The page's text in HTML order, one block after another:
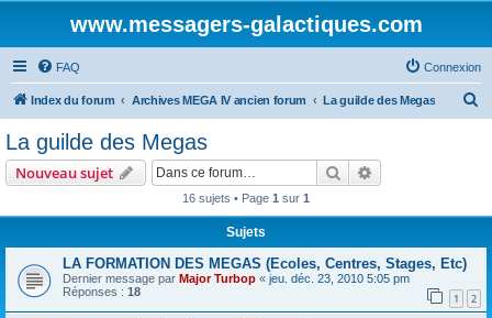
www.messagers-galactiques.com
FAQ Connexion
Index du forum Archives MEGA IV ancien forum La guilde des Megas
e
La guilde des Megas
Nouveau sujet Rechercher
16 sujets • Page 1 sur 1
Sujets
LA FORMATION DES MEGAS (Ecoles, Centres, Stages, Etc)
Dernier message par Major Turbop « jeu. déc. 23, 2010 5:05 pm
Réponses : 18 1 2